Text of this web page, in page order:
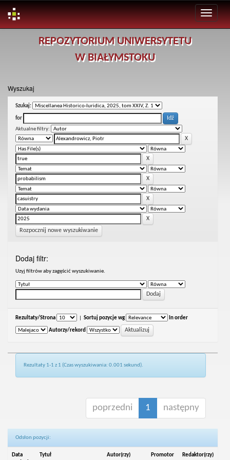
REPOZYTORIUM UNIWERSYTETU
W BIAŁYMSTOKU
Wyszukaj
Szukaj:
for
Aktualne filtry:
Rozpocznij nowe wyszukiwanie
Dodaj filtr:
Uzyj filtrów aby zagęścić wyszukiwanie.
Rezultaty/Strona Sortuj pozycje wg In order
Autorzy/rekord
Rezultaty 1-1 z 1 (Czas wyszukiwania: 0.001 sekund).
poprzedni 1 następny
Odsłon pozycji:
Data Tytuł Autor(rzy) Promotor Redaktor(rzy)